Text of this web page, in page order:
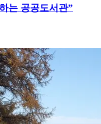
는 공공도서관”